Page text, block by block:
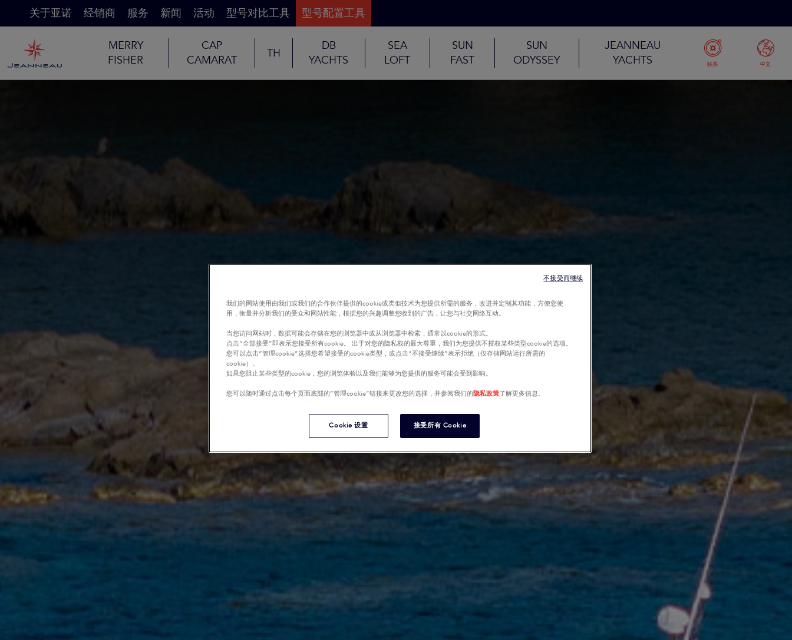
关于亚诺 经销商 服务 新闻 活动 型号对比工具 型号配置工具
MERRY
FISHER
CAP
CAMARAT
TH
DB
YACHTS
SEA
LOFT
SUN
FAST
SUN
ODYSSEY
JEANNEAU
YACHTS
联系 中文
我们的网站使用由我们或我们的合作伙伴提供的cookie或类似技术为您提供所需的服务，改进并定制其功能，方便您使
用，衡量并分析我们的受众和网站性能，根据您的兴趣调整您收到的广告，让您与社交网络互动。
当您访问网站时，数据可能会存储在您的浏览器中或从浏览器中检索，通常以cookie的形式。
点击“全部接受”即表示您接受所有cookie。 出于对您的隐私权的最大尊重，我们为您提供不授权某些类型cookie的选项。
您可以点击“管理cookie”选择您希望接受的cookie类型，或点击“不接受继续”表示拒绝（仅存储网站运行所需的
cookie）。
如果您阻止某些类型的cookie，您的浏览体验以及我们能够为您提供的服务可能会受到影响。
您可以随时通过点击每个页面底部的“管理cookie”链接来更改您的选择，并参阅我们的 隐私政策了解更多信息。
Cookie 设置 接受所有 Cookie
不接受而继续